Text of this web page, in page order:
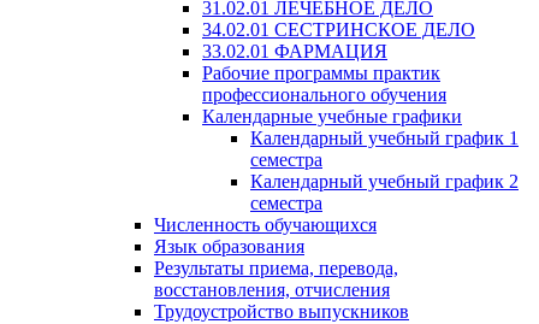
31.02.01 ЛЕЧЕБНОЕ ДЕЛО
34.02.01 СЕСТРИНСКОЕ ДЕЛО
33.02.01 ФАРМАЦИЯ
Рабочие программы практик
профессионального обучения
Календарные учебные графики
Календарный учебный график 1
семестра
Календарный учебный график 2
семестра
Численность обучающихся
Язык образования
Результаты приема, перевода,
восстановления, отчисления
Трудоустройство выпускников